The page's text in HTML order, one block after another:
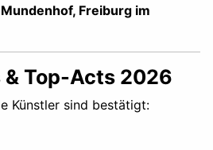
Freiburg im
Top-Acts 2026
Künstler sind bestätigt: